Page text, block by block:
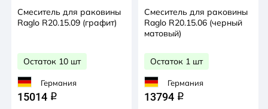
Смеситель для раковины
Raglo R20.15.09 (графит)
Остаток 10 шт
Германия
15014 q
Смеситель для раковины
Raglo R20.15.06 (черный
матовый)
Остаток 1 шт
Германия
13794 q